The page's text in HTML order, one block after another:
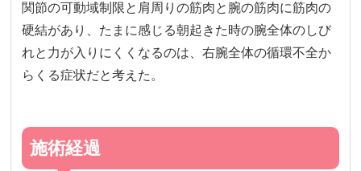
関節の可動域制限と肩周りの筋肉と腕の筋肉に筋肉の
硬結があり、たまに感じる朝起きた時の腕全体のしび
れと力が入りにくくなるのは、右腕全体の循環不全か
らくる症状だと考えた。
施術経過